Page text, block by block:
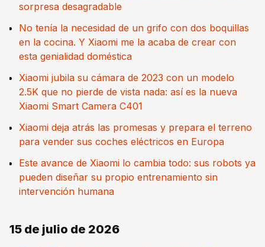
sorpresa desagradable
No tenía la necesidad de un grifo con dos boquillas
en la cocina. Y Xiaomi me la acaba de crear con
esta genialidad doméstica
Xiaomi jubila su cámara de 2023 con un modelo
2.5K que no pierde de vista nada: así es la nueva
Xiaomi Smart Camera C401
Xiaomi deja atrás las promesas y prepara el terreno
para vender sus coches eléctricos en Europa
Este avance de Xiaomi lo cambia todo: sus robots ya
pueden diseñar su propio entrenamiento sin
intervención humana
15 de julio de 2026